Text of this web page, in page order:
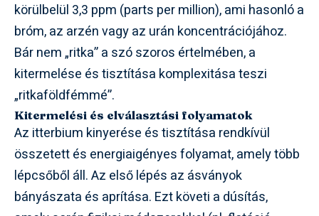
körülbelül 3,3 ppm (parts per million), ami hasonló a
bróm, az arzén vagy az urán koncentrációjához.
Bár nem „ritka” a szó szoros értelmében, a
kitermelése és tisztítása komplexitása teszi
„ritkaföldfémmé”.
Kitermelési és elválasztási folyamatok
Az itterbium kinyerése és tisztítása rendkívül
összetett és energiaigényes folyamat, amely több
lépcsőből áll. Az első lépés az ásványok
bányászata és aprítása. Ezt követi a dúsítás,